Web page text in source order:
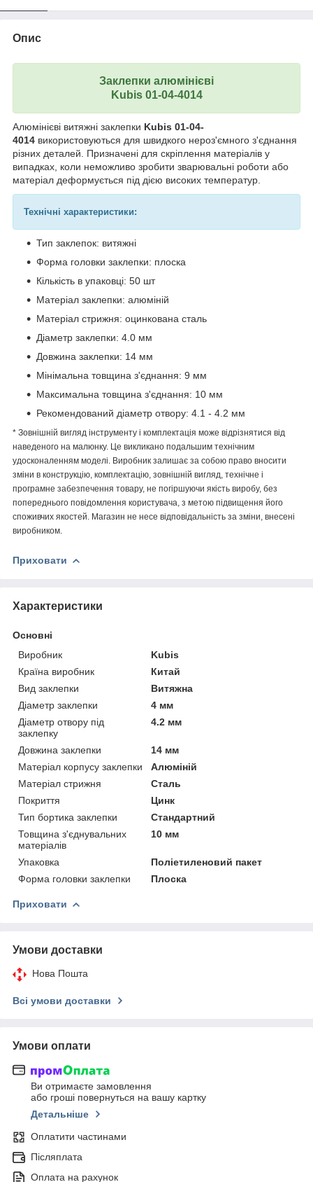
Опис
Заклепки алюмінієві
Kubis 01-04-4014
Алюмінієві витяжні заклепки Kubis 01-04-
4014 використовуються для швидкого нероз'ємного з'єднання
різних деталей. Призначені для скріплення матеріалів у
випадках, коли неможливо зробити зварювальні роботи або
матеріал деформується під дією високих температур.
Технічні характеристики:
Тип заклепок: витяжні
Форма головки заклепки: плоска
Кількість в упаковці: 50 шт
Матеріал заклепки: алюміній
Матеріал стрижня: оцинкована сталь
Діаметр заклепки: 4.0 мм
Довжина заклепки: 14 мм
Мінімальна товщина з'єднання: 9 мм
Максимальна товщина з'єднання: 10 мм
Рекомендований діаметр отвору: 4.1 - 4.2 мм
* Зовнішній вигляд інструменту і комплектація може відрізнятися від
наведеного на малюнку. Це викликано подальшим технічним
удосконаленням моделі. Виробник залишає за собою право вносити
зміни в конструкцію, комплектацію, зовнішній вигляд, технічне і
програмне забезпечення товару, не погіршуючи якість виробу, без
попереднього повідомлення користувача, з метою підвищення його
споживчих якостей. Магазин не несе відповідальність за зміни, внесені
виробником.
Приховати
Характеристики
Основні
Виробник
Kubis
Країна виробник
Китай
Вид заклепки
Витяжна
Діаметр заклепки
4 мм
Діаметр отвору під
заклепку
4.2 мм
Довжина заклепки
14 мм
Матеріал корпусу заклепки
Алюміній
Матеріал стрижня
Сталь
Покриття
Цинк
Тип бортика заклепки
Стандартний
Товщина з'єднувальних
матеріалів
10 мм
Упаковка
Поліетиленовий пакет
Форма головки заклепки
Плоска
Приховати
Умови доставки
Нова Пошта
Всі умови доставки
Умови оплати
Ви отримаєте замовлення
або гроші повернуться на вашу картку
Детальніше
Оплатити частинами
Післяплата
Оплата на рахунок